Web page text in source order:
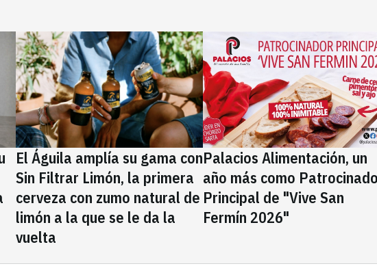
El Águila amplía su gama con
Sin Filtrar Limón, la primera
cerveza con zumo natural de
limón a la que se le da la
vuelta
Palacios Alimentación, un
año más como
Principal de "Vive San
Fermín 2026"